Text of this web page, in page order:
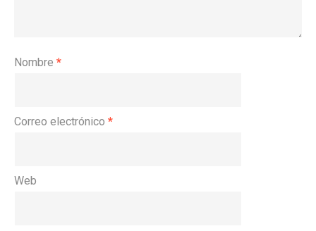
Nombre *
Correo electrónico *
Web